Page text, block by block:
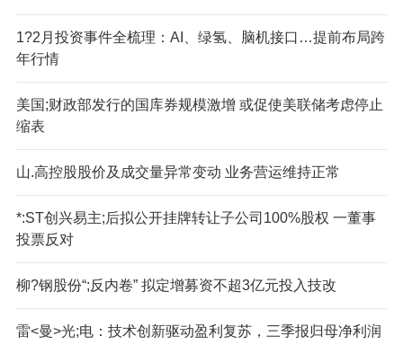
1?2月投资事件全梳理：AI、绿氢、脑机接口…提前布局跨
年行情
美国;财政部发行的国库券规模激增 或促使美联储考虑停止
缩表
山.高控股股价及成交量异常变动 业务营运维持正常
*:ST创兴易主;后拟公开挂牌转让子公司100%股权 一董事
投票反对
柳?钢股份“;反内卷” 拟定增募资不超3亿元投入技改
雷<曼>光;电：技术创新驱动盈利复苏，三季报归母净利润